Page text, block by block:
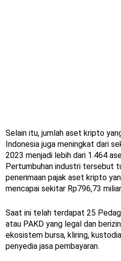
Selain itu, jumlah aset kripto
Indonesia juga meningkat dari
2023 menjadi lebih dari 1.464
Pertumbuhan industri tersebut
penerimaan pajak aset kripto
mencapai sekitar Rp796,73
Saat ini telah terdapat 25
atau PAKD yang legal dan
ekosistem bursa, kliring,
penyedia jasa pembayaran.